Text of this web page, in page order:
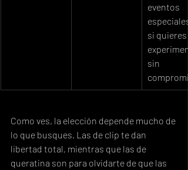
eventos
si quieres
sin
Como ves, la elección depende mucho de
lo que busques. Las de clip te dan
libertad total, mientras que las de
queratina son para olvidarte de que las